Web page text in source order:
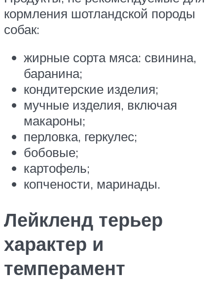
кормления шотландской породы
собак:
жирные сорта мяса: свинина,
баранина;
кондитерские изделия;
мучные изделия, включая
макароны;
перловка, геркулес;
бобовые;
картофель;
копчености, маринады.
Лейкленд терьер
характер и
темперамент